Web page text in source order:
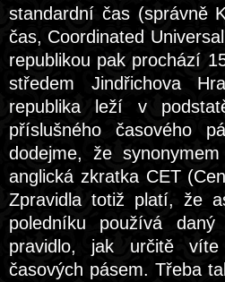
standardní čas (správně
čas, Coordinated
republikou pak prochází
středem Jindřichova
republika leží v
příslušného časového
dodejme, že
anglická zkratka CET
Zpravidla totiž platí, že
poledníku používá
pravidlo, jak určitě
časových pásem. Třeba